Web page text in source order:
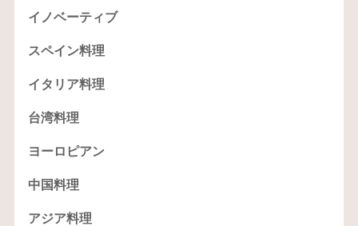
イノベーティブ
スペイン料理
イタリア料理
台湾料理
ヨーロピアン
中国料理
アジア料理